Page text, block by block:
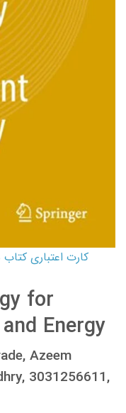
for
Energy
Azeem
3031256611,